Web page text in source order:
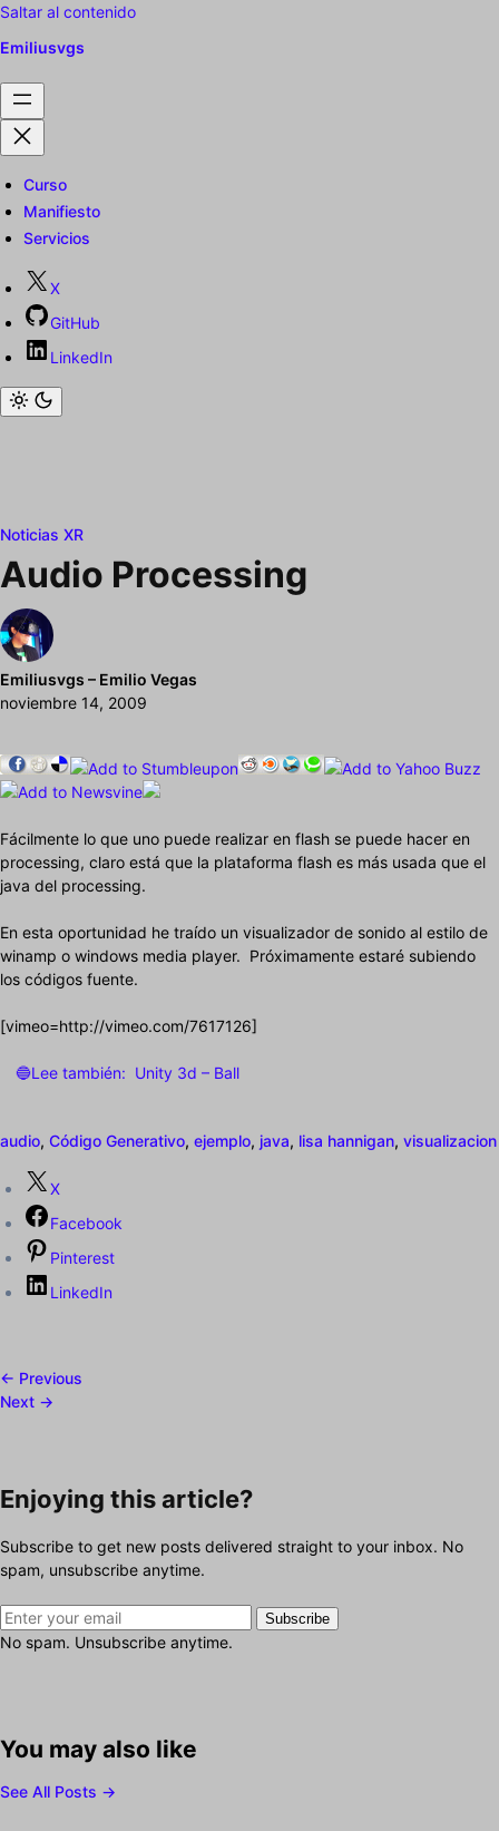
Saltar al contenido
Emiliusvgs
Curso
Manifiesto
Servicios
X
GitHub
LinkedIn
Noticias XR
Audio Processing
Emiliusvgs – Emilio Vegas
noviembre 14, 2009
Fácilmente lo que uno puede realizar en flash se puede hacer en
processing, claro está que la plataforma flash es más usada que el
java del processing.
En esta oportunidad he traído un visualizador de sonido al estilo de
winamp o windows media player. Próximamente estaré subiendo
los códigos fuente.
[vimeo=http://vimeo.com/7617126]
🔵Lee también: Unity 3d – Ball
audio, Código Generativo, ejemplo, java, lisa hannigan, visualizacion
X
Facebook
Pinterest
LinkedIn
← Previous
Next →
Enjoying this article?
Subscribe to get new posts delivered straight to your inbox. No
spam, unsubscribe anytime.
Subscribe
No spam. Unsubscribe anytime.
You may also like
See All Posts →